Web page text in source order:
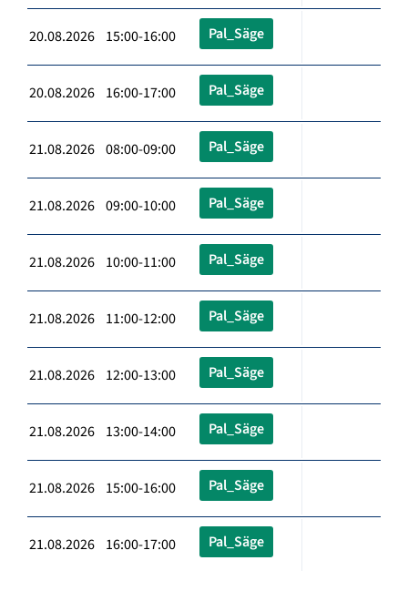
20.08.2026 15:00-16:00 Pal_Säge
20.08.2026 16:00-17:00 Pal_Säge
21.08.2026 08:00-09:00 Pal_Säge
21.08.2026 09:00-10:00 Pal_Säge
21.08.2026 10:00-11:00 Pal_Säge
21.08.2026 11:00-12:00 Pal_Säge
21.08.2026 12:00-13:00 Pal_Säge
21.08.2026 13:00-14:00 Pal_Säge
21.08.2026 15:00-16:00 Pal_Säge
21.08.2026 16:00-17:00 Pal_Säge